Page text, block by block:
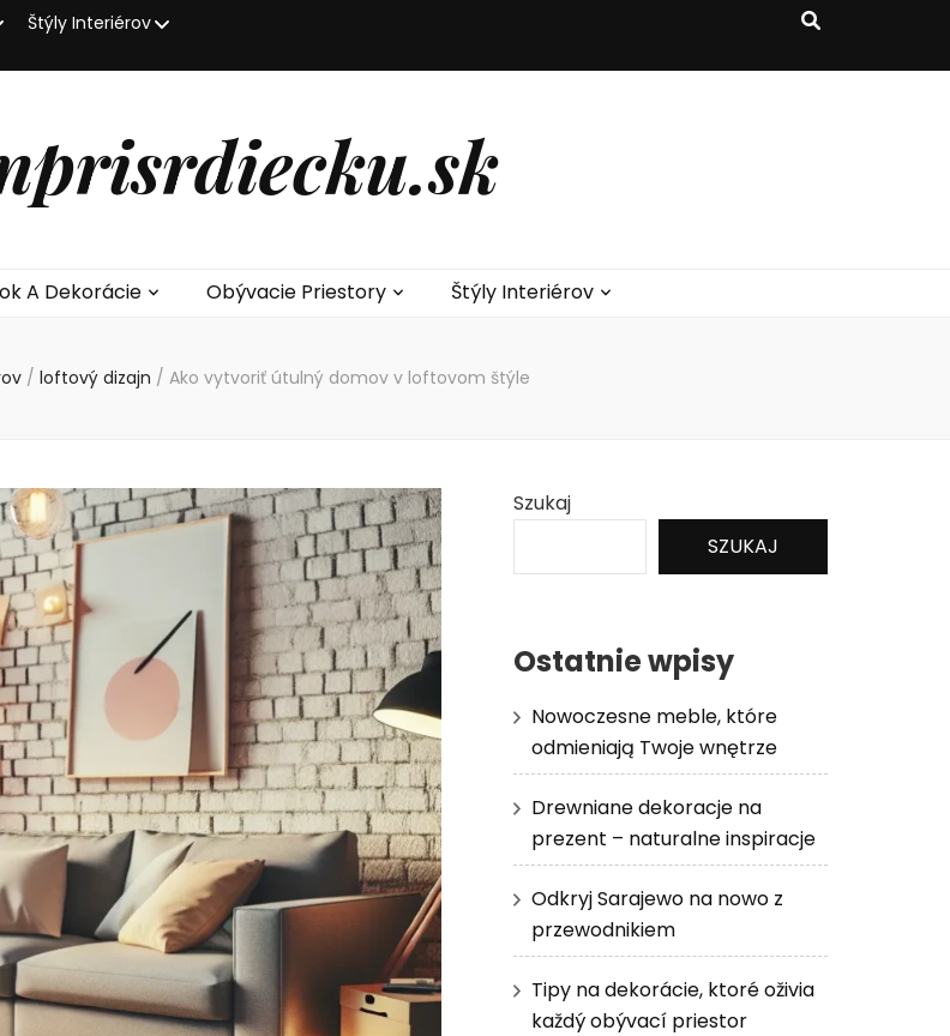
Štýly Interiérov
A Dekorácie Obývacie Priestory Štýly Interiérov
/ loftový dizajn / Ako vytvoriť útulný domov v loftovom štýle
Szukaj
SZUKAJ
Ostatnie wpisy
Nowoczesne meble, które
odmieniają Twoje wnętrze
Drewniane dekoracje na
prezent – naturalne inspiracje
Odkryj Sarajewo na nowo z
przewodnikiem
Tipy na dekorácie, ktoré oživia
každý obývací priestor